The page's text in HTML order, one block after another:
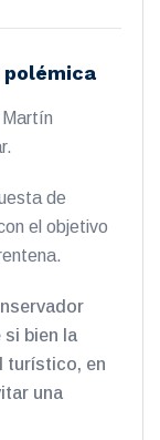
polémica
Martín
de
el objetivo
si bien la
turístico, en
una